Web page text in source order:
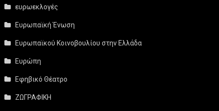
ευρωεκλογές
Ευρωπαϊκή Ένωση
Ευρωπαϊκού Κοινοβουλίου στην Ελλάδα
Ευρώπη
Εφηβικό Θέατρο
ΖΩΓΡΑΦΙΚΗ